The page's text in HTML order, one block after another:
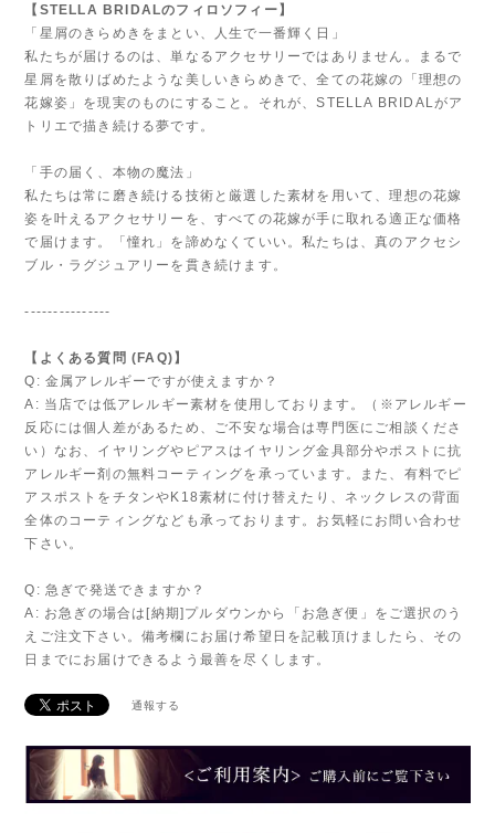
【STELLA BRIDALのフィロソフィー】
「星屑のきらめきをまとい、人生で一番輝く日」
私たちが届けるのは、単なるアクセサリーではありません。まるで
星屑を散りばめたような美しいきらめきで、全ての花嫁の「理想の
花嫁姿」を現実のものにすること。それが、STELLA BRIDALがア
トリエで描き続ける夢です。
「手の届く、本物の魔法」
私たちは常に磨き続ける技術と厳選した素材を用いて、理想の花嫁
姿を叶えるアクセサリーを、すべての花嫁が手に取れる適正な価格
で届けます。「憧れ」を諦めなくていい。私たちは、真のアクセシ
ブル・ラグジュアリーを貫き続けます。
---------------
【よくある質問 (FAQ)】
Q: 金属アレルギーですが使えますか？
A: 当店では低アレルギー素材を使用しております。（※アレルギー
反応には個人差があるため、ご不安な場合は専門医にご相談くださ
い）なお、イヤリングやピアスはイヤリング金具部分やポストに抗
アレルギー剤の無料コーティングを承っています。また、有料でピ
アスポストをチタンやK18素材に付け替えたり、ネックレスの背面
全体のコーティングなども承っております。お気軽にお問い合わせ
下さい。
Q: 急ぎで発送できますか？
A: お急ぎの場合は[納期]プルダウンから「お急ぎ便」をご選択のう
えご注文下さい。備考欄にお届け希望日を記載頂けましたら、その
日までにお届けできるよう最善を尽くします。
通報する